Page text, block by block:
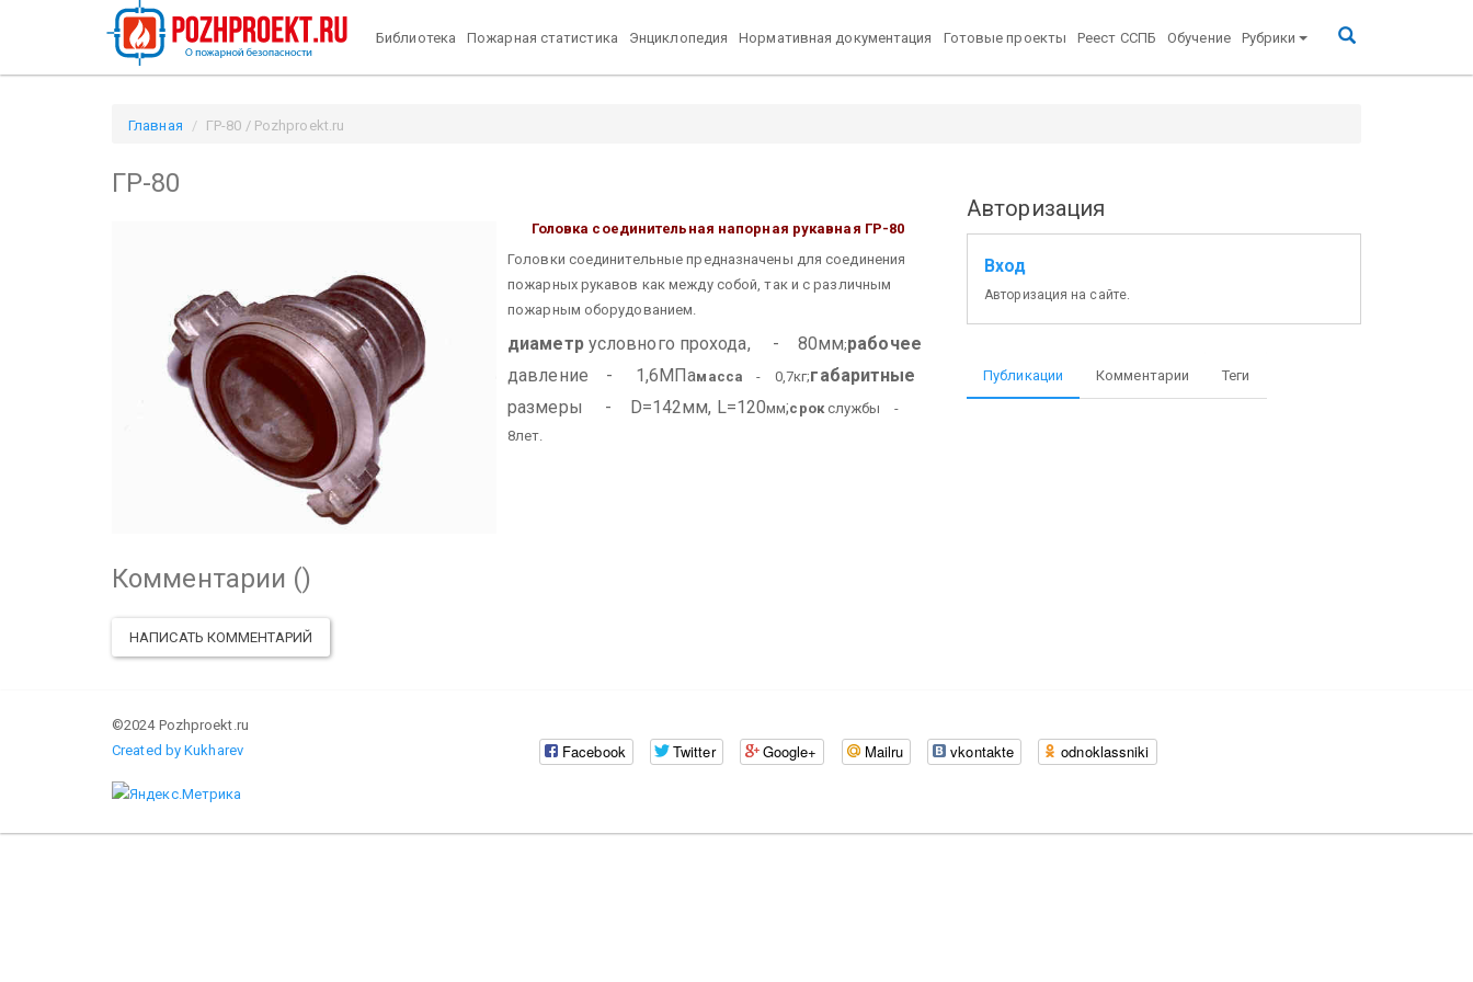
Библиотека Пожарная статистика Энциклопедия Нормативная документация Готовые проекты Реест ССПБ Обучение Рубрики
Главная ГР-80 / Pozhproekt.ru
ГР-80
Головка соединительная напорная рукавная ГР-80
Головки соединительные предназначены для соединения
пожарных рукавов как между собой, так и с различным
пожарным оборудованием.
диаметрусловного прохода, - 80мм;рабочее
давление - 1,6МПамасса - 0,7кг;габаритные
размеры - D=142мм, L=120мм;срокслужбы -
8лет.
Комментарии ()
НАПИСАТЬ КОММЕНТАРИЙ
Авторизация
Вход
Авторизация на сайте.
Публикации Комментарии Теги
©2024 Pozhproekt.ru
Created by Kukharev
Facebook Twitter Google+ Mailru vkontakte odnoklassniki